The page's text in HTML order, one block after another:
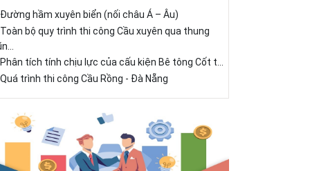
Đường hầm xuyên biển (nối châu Á – Âu)
Toàn bộ quy trình thi công Cầu xuyên qua thung
Phân tích tính chịu lực của cấu kiện Bê tông Cốt t...
Quá trình thi công Cầu Rồng - Đà Nẵng